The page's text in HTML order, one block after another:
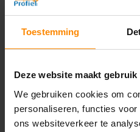
Toestemming
Deze website maakt
We gebruiken cookies om
personaliseren, functies
ons websiteverkeer te
Montage